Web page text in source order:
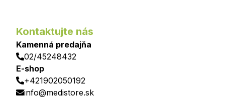
Kontaktujte nás
Kamenná predajňa
02/45248432
E-shop
+421902050192
info@medistore.sk